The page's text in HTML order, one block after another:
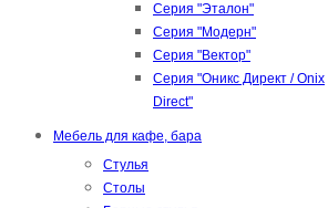
Серия "Эталон"
Серия "Модерн"
Серия "Вектор"
Серия "Оникс Директ / Onix
Direct"
Мебель для кафе, бара
Стулья
Столы